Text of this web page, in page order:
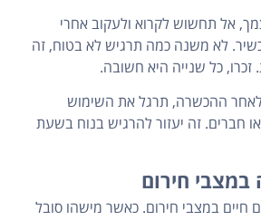
אל תחשוש לקרוא ולעקוב אחרי
לא משנה כמה תרגיש לא בטוח, זה
זכרו, כל שנייה היא חשובה.
ההכשרה, תרגל את השימוש
חברים. זה יעזור להרגיש בנוח בשעת
במצבי חירום
חיים במצבי חירום. כאשר מישהו סובל